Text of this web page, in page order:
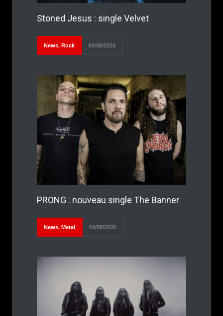
Stoned Jesus : single Velvet
News, Rock 04/08/2026
PRONG : nouveau single The Banner
News, Metal 04/08/2026